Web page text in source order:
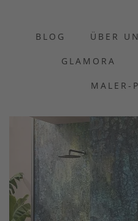
BLOG ÜBER
GLAMORA
MALER-